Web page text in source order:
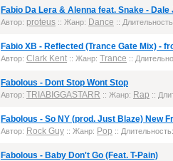
Fabio Da Lera & Alenna feat. Snake - Dale
Автор: proteus :: Жанр: Dance ::
Fabio XB - Reflected (Trance Gate Mix) -
Автор: Clark Kent :: Жанр: Trance ::
Fabolous - Dont Stop Wont Stop
Автор: TRIABIGGASTARR :: Жанр: Rap ::
Fabolous - So NY (prod. Just Blaze) New
Автор: Rock Guy :: Жанр: Pop ::
Fabolous - Baby Don't Go (Feat. T-Pain)